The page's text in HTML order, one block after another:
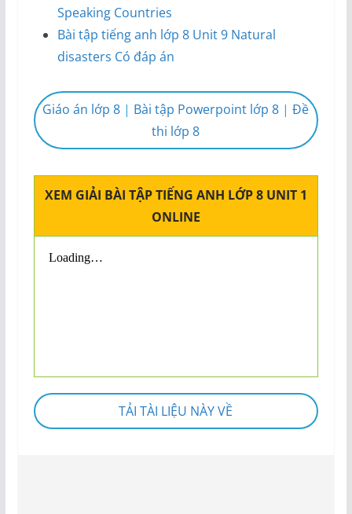
Speaking Countries
Bài tập tiếng anh lớp 8 Unit 9 Natural
disasters Có đáp án
Giáo án lớp 8 | Bài tập Powerpoint lớp 8 |Đề
thi lớp 8
XEM GIẢI BÀI TẬP TIẾNG ANH LỚP 8 UNIT 1
ONLINE
TẢI TÀI LIỆU NÀY VỀ